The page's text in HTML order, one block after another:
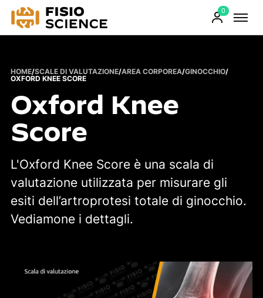
0
Prodotti
HOME/SCALE DI VALUTAZIONE/AREA CORPOREA/GINOCCHIO/
OXFORD KNEE SCORE
Oxford Knee
Score
L'Oxford Knee Score è una scala di
valutazione utilizzata per misurare gli
esiti dell’artroprotesi totale di ginocchio.
Vediamone i dettagli.